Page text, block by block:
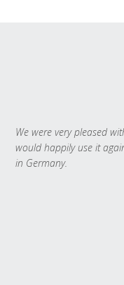
We were very pleased
would happily use it
in Germany.